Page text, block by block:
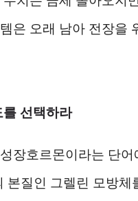
은 오래 남아 전장을
선택하라
장호르몬이라는 단어
본질인 그렐린 모방체